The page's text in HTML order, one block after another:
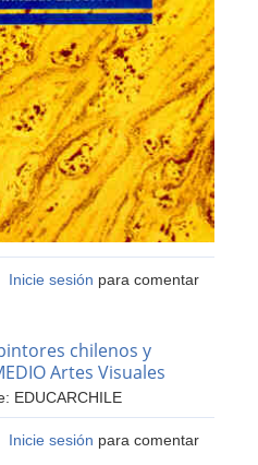
Inicie sesión para comentar
chilenos y
Artes Visuales
EDUCARCHILE
Inicie sesión para comentar